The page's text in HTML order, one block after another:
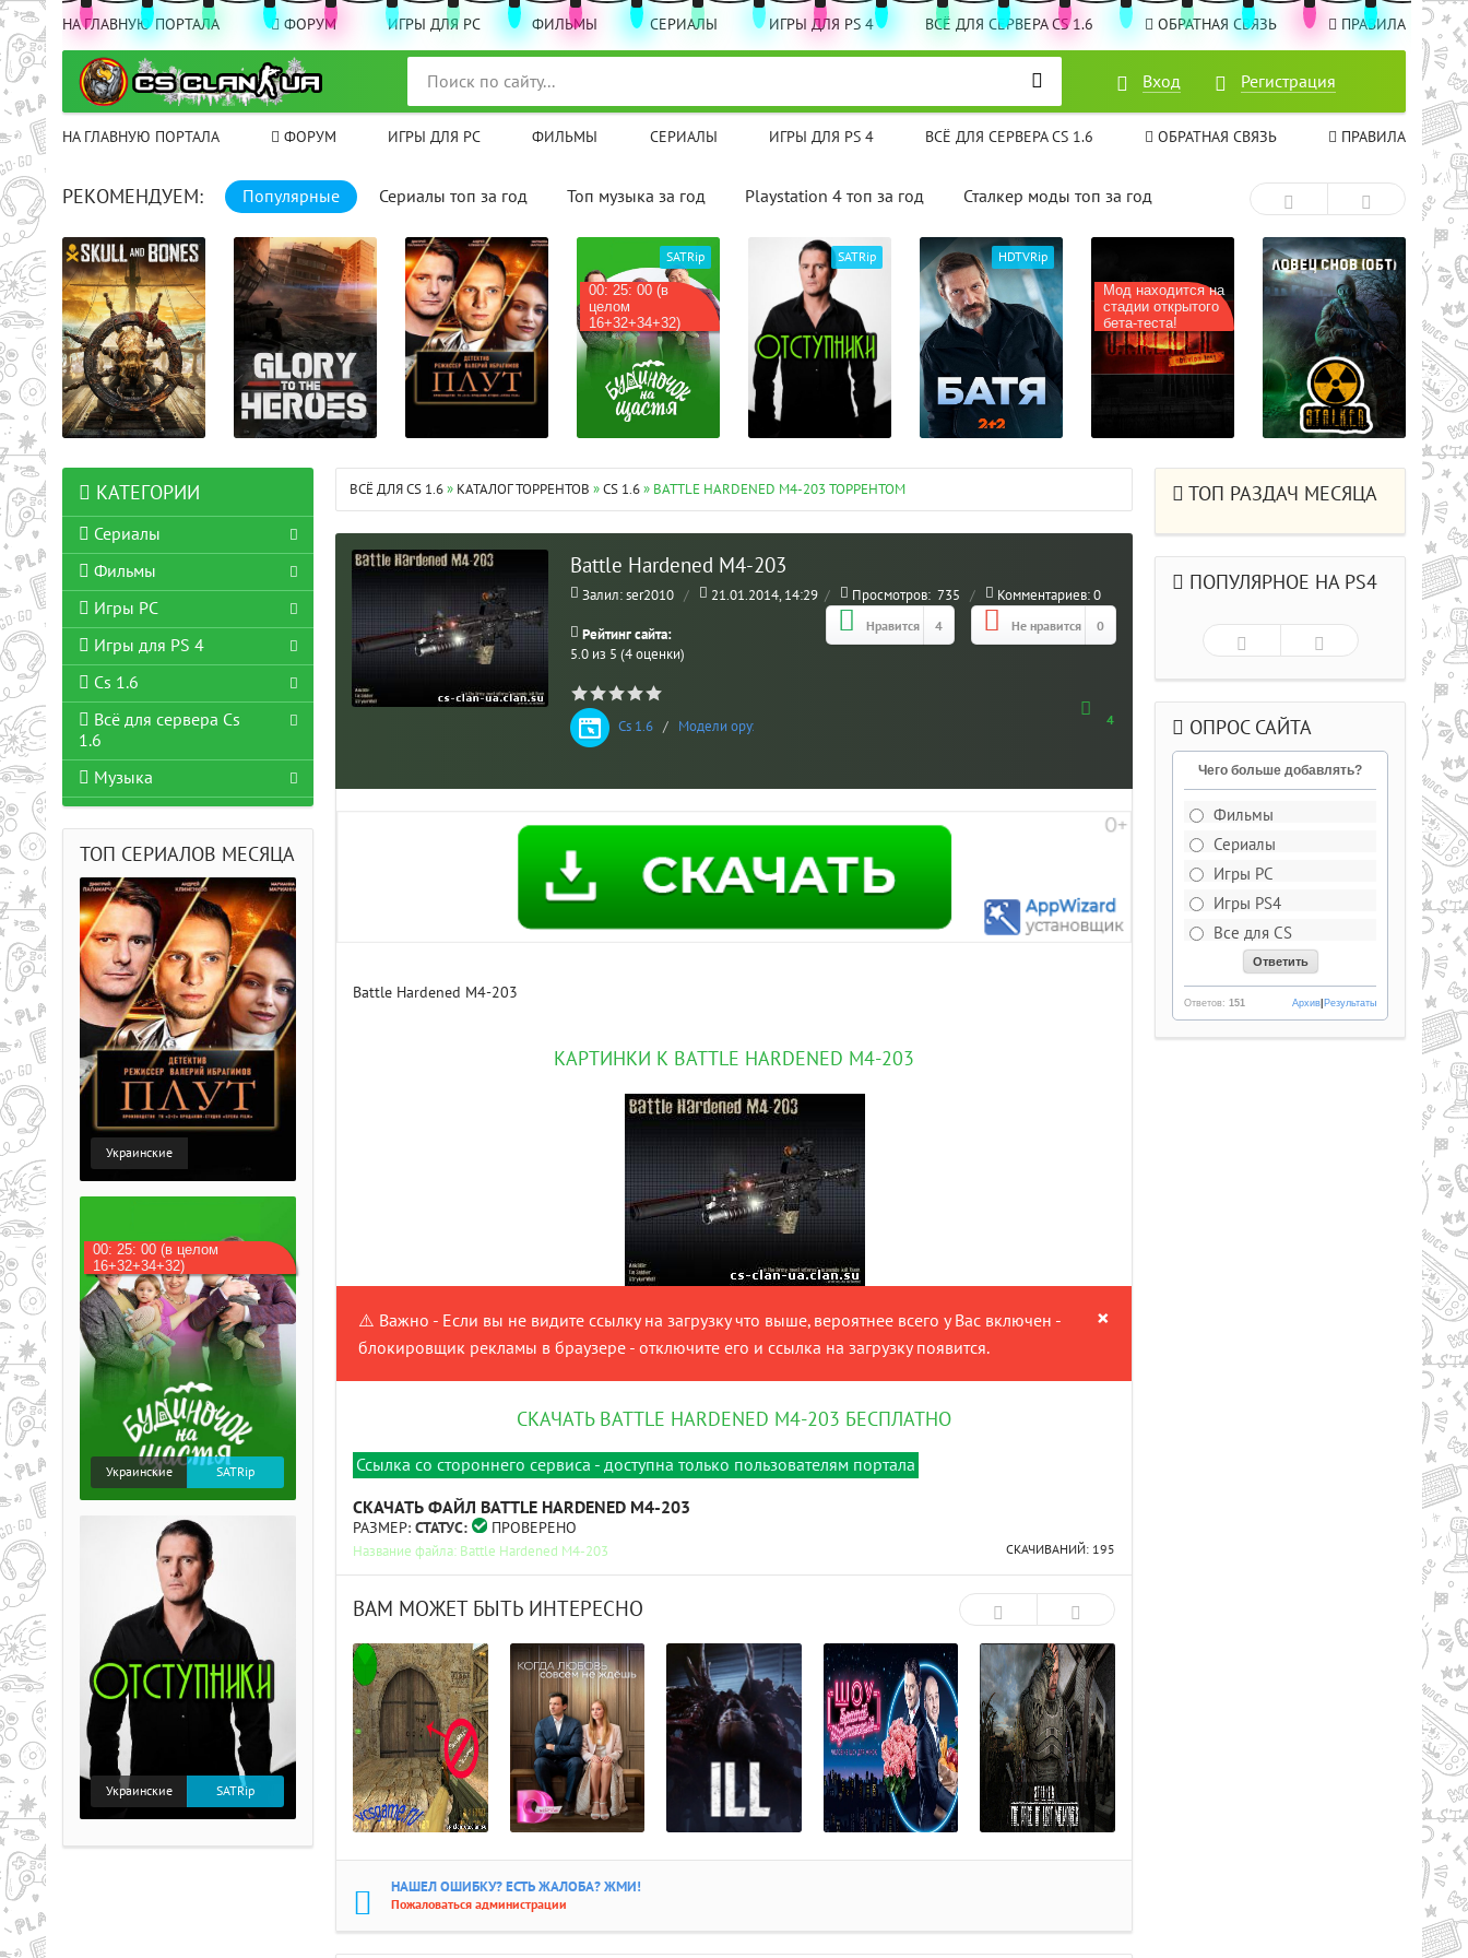
НА ГЛАВНУЮ ПОРТАЛА ФОРУМ ИГРЫ ДЛЯ PC ФИЛЬМЫ СЕРИАЛЫ ИГРЫ ДЛЯ PS 4 ВСЁ ДЛЯ СЕРВЕРА CS 1.6 ОБРАТНАЯ СВЯЗЬ ПРАВИЛА
Вход Регистрация
НА ГЛАВНУЮ ПОРТАЛА ФОРУМ ИГРЫ ДЛЯ PC ФИЛЬМЫ СЕРИАЛЫ ИГРЫ ДЛЯ PS 4 ВСЁ ДЛЯ СЕРВЕРА CS 1.6 ОБРАТНАЯ СВЯЗЬ ПРАВИЛА
Вход Регистрация
РЕКОМЕНДУЕМ: Популярные Сериалы топ за год Топ музыка за год Playstation 4 топ за год Сталкер моды топ за год
00: 25: 00 (в
целом
16+32+34+32)
SATRip SATRip HDTVRip
Мод находится на
стадии открытого
бета-теста!
ВСЁ ДЛЯ CS 1.6» КАТАЛОГ ТОРРЕНТОВ »CS 1.6» BATTLE HARDENED M4-203 ТОРРЕНТОМ
Battle Hardened M4-203
Залил: ser2010 / 21.01.2014, 14:29 / Просмотров: 735 / Комментариев:0
Нравится 4 Не нравится 0
Рейтинг сайта:
5.0 из 5 (4 оценки)
4
Cs 1.6 / Модели оружия
Battle Hardened M4-203
КАРТИНКИ К BATTLE HARDENED M4-203
×
⚠️ Важно - Если вы не видите ссылку на загрузку что выше, вероятнее всего у Вас включен -
блокировщик рекламы в браузере - отключите его и ссылка на загрузку появится.
СКАЧАТЬ BATTLE HARDENED M4-203 БЕСПЛАТНО
Ссылка со стороннего сервиса - доступна только пользователям портала
СКАЧАТЬ ФАЙЛ BATTLE HARDENED M4-203
РАЗМЕР: СТАТУС: ПРОВЕРЕНО
СКАЧИВАНИЙ: 195
Название файла: Battle Hardened M4-203
ВАМ МОЖЕТ БЫТЬ ИНТЕРЕСНО
НАШЕЛ ОШИБКУ? ЕСТЬ ЖАЛОБА? ЖМИ!
Пожаловаться администрации
КАТЕГОРИИ
Сериалы
Фильмы
Игры PC
Игры для PS 4
Cs 1.6
Всё для сервера Cs
1.6
Музыка
ТОП СЕРИАЛОВ МЕСЯЦА
Украинские
00: 25: 00 (в целом
16+32+34+32)
Украинские SATRip
Украинские SATRip
ТОП РАЗДАЧ МЕСЯЦА
ПОПУЛЯРНОЕ НА PS4
МОДЕЛЬКИ CS СО
REPACK
Рейтинг
2.7/из 5 50.37 GB
GLORY TO THE HEROES! (2024) PC
ОПРОС САЙТА
Чего больше добавлять?
Фильмы
Сериалы
Игры PC
Игры PS4
Все для CS
Ответов:151 Результаты
|
Архив